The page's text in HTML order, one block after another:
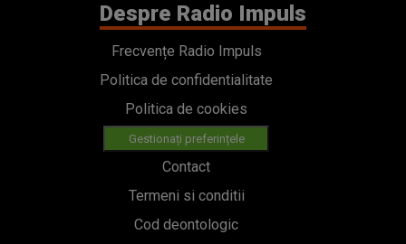
Despre Radio Impuls
Frecvențe Radio Impuls
Politica de confidentialitate
Politica de cookies
Gestionați preferințele
Contact
Termeni si conditii
Cod deontologic